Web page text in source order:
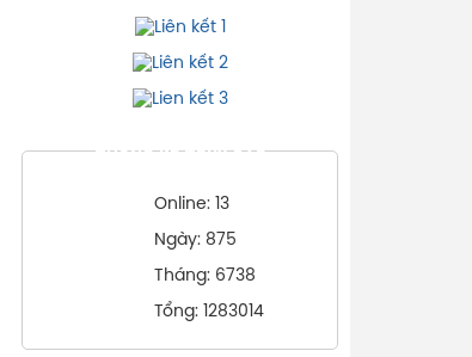
THỐNG KÊ TRUY CẬP
Online: 13
Ngày: 875
Tháng: 6738
Tổng: 1283014